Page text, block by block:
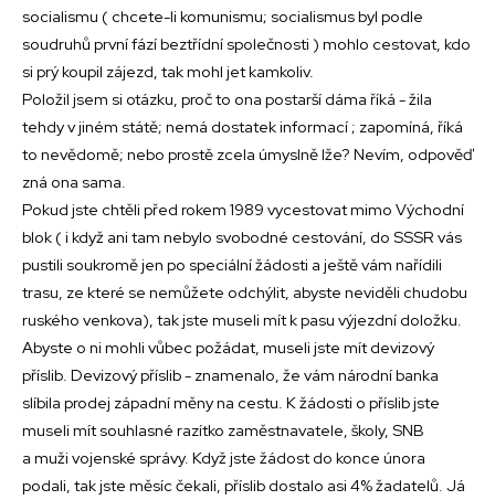
socialismu ( chcete-li komunismu; socialismus byl podle
soudruhů první fází beztřídní společnosti ) mohlo cestovat, kdo
si prý koupil zájezd, tak mohl jet kamkoliv.
Položil jsem si otázku, proč to ona postarší dáma říká - žila
tehdy v jiném státě; nemá dostatek informací ; zapomíná, říká
to nevědomě; nebo prostě zcela úmyslně lže? Nevím, odpověď
zná ona sama.
Pokud jste chtěli před rokem 1989 vycestovat mimo Východní
blok ( i když ani tam nebylo svobodné cestování, do SSSR vás
pustili soukromě jen po speciální žádosti a ještě vám nařídili
trasu, ze které se nemůžete odchýlit, abyste neviděli chudobu
ruského venkova), tak jste museli mít k pasu výjezdní doložku.
Abyste o ni mohli vůbec požádat, museli jste mít devizový
příslib. Devizový příslib - znamenalo, že vám národní banka
slíbila prodej západní měny na cestu. K žádosti o příslib jste
museli mít souhlasné razítko zaměstnavatele, školy, SNB
a muži vojenské správy. Když jste žádost do konce února
podali, tak jste měsíc čekali, příslib dostalo asi 4% žadatelů. Já